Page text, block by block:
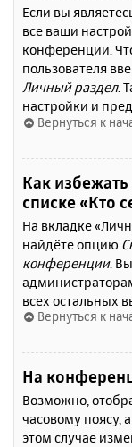
Если вы
все ваши
конференции.
пользователя
Личный раздел.
настройки и
Вернуться к
Как
списке «Кто
На вкладке
найдёте опцию
конференции.
всех остальных
Вернуться к
На
Возможно,
часовому поясу,
этом случае